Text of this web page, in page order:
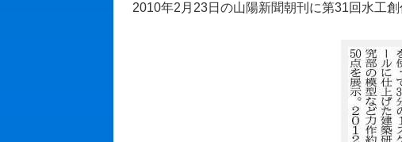
2010年2月23日の山陽新聞朝刊に第31回水工創